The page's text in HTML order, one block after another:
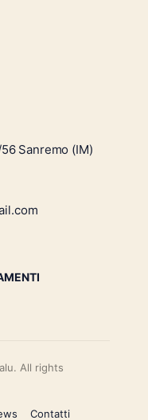
Sanremo (IM)
All rights
Contatti